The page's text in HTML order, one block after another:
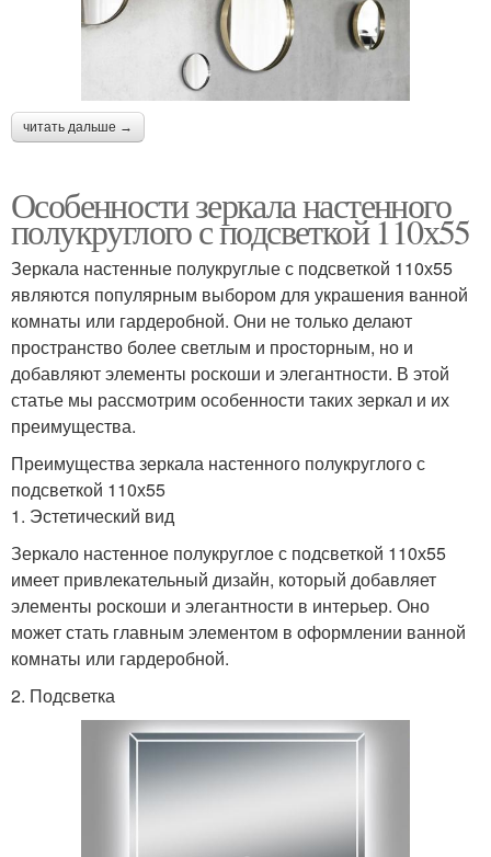
читать дальше →
Особенности зеркала настенного
полукруглого с подсветкой 110х55
Зеркала настенные полукруглые с подсветкой 110х55
являются популярным выбором для украшения ванной
комнаты или гардеробной. Они не только делают
пространство более светлым и просторным, но и
добавляют элементы роскоши и элегантности. В этой
статье мы рассмотрим особенности таких зеркал и их
преимущества.
Преимущества зеркала настенного полукруглого с
подсветкой 110х55
1. Эстетический вид
Зеркало настенное полукруглое с подсветкой 110х55
имеет привлекательный дизайн, который добавляет
элементы роскоши и элегантности в интерьер. Оно
может стать главным элементом в оформлении ванной
комнаты или гардеробной.
2. Подсветка